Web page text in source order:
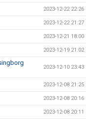
2023-12-22 22:26
2023-12-22 21:27
2023-12-21 18:00
2023-12-19 21:02
2023-12-10 23:43
2023-12-08 21:25
2023-12-08 20:16
2023-12-08 20:11